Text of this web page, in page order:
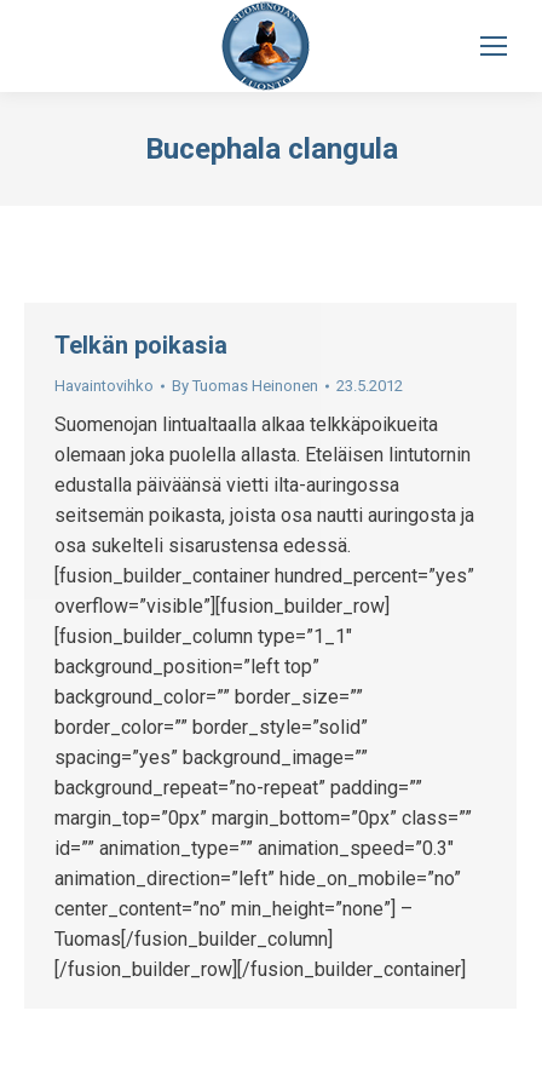
Bucephala clangula
Telkän poikasia
Havaintovihko By Tuomas Heinonen 23.5.2012
Suomenojan lintualtaalla alkaa telkkäpoikueita
olemaan joka puolella allasta. Eteläisen lintutornin
edustalla päiväänsä vietti ilta-auringossa
seitsemän poikasta, joista osa nautti auringosta ja
osa sukelteli sisarustensa edessä.
[fusion_builder_container hundred_percent=”yes”
overflow=”visible”][fusion_builder_row]
[fusion_builder_column type=”1_1″
background_position=”left top”
background_color=”” border_size=””
border_color=”” border_style=”solid”
spacing=”yes” background_image=””
background_repeat=”no-repeat” padding=””
margin_top=”0px” margin_bottom=”0px” class=””
id=”” animation_type=”” animation_speed=”0.3″
animation_direction=”left” hide_on_mobile=”no”
center_content=”no” min_height=”none”] –
Tuomas[/fusion_builder_column]
[/fusion_builder_row][/fusion_builder_container]